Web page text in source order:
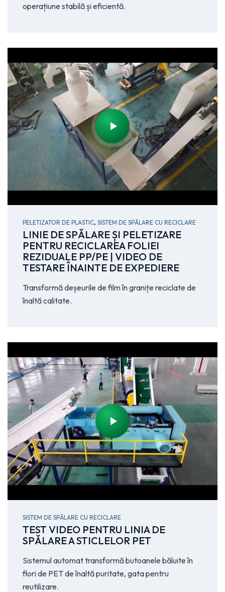
operațiune stabilă și eficientă.
PELETIZATOR DE PLASTIC, SISTEM DE SPĂLARE CU RECICLARE
LINIE DE SPĂLARE ȘI PELETIZARE
PENTRU RECICLAREA FOLIEI
REZIDUALE PP/PE | VIDEO DE
TESTARE ÎNAINTE DE EXPEDIERE
Transformă deșeurile de film în granițe reciclate de
înaltă calitate.
SISTEM DE SPĂLARE CU RECICLARE
TEST VIDEO PENTRU LINIA DE
SPĂLARE A STICLELOR PET
Sistemul automat transformă butoanele băluite în
flori de PET de înaltă puritate, gata pentru
reutilizare.